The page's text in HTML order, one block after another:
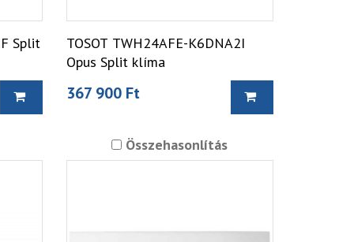
Split
TOSOT TWH24AFE-K6DNA2I
Opus Split klíma
367 900 Ft
Összehasonlítás